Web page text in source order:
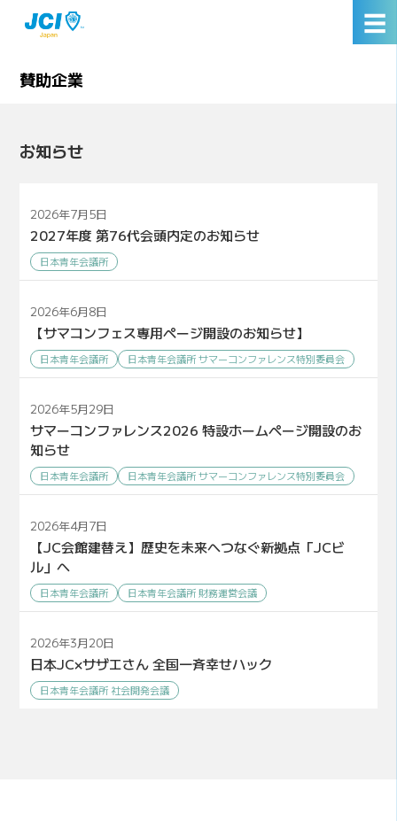
☰
賛助企業
お知らせ
2026年7月5日
2027年度 第76代会頭内定のお知らせ
日本青年会議所
2026年6月8日
【サマコンフェス専用ページ開設のお知らせ】
日本青年会議所 日本青年会議所 サマーコンファレンス特別委員会
2026年5月29日
サマーコンファレンス2026 特設ホームページ開設のお
知らせ
日本青年会議所 日本青年会議所 サマーコンファレンス特別委員会
2026年4月7日
【JC会館建替え】歴史を未来へつなぐ新拠点「JCビ
ル」へ
日本青年会議所 日本青年会議所 財務運営会議
2026年3月20日
日本JC×サザエさん 全国一斉幸せハック
日本青年会議所 社会開発会議